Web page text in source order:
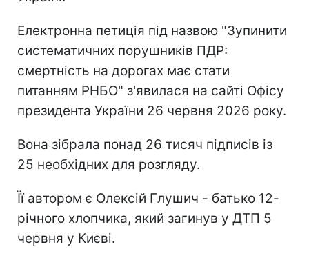
Електронна петиція під назвою "Зупинити
систематичних порушників ПДР:
смертність на дорогах має стати
питанням РНБО" з'явилася на сайті Офісу
президента України 26 червня 2026 року.
Вона зібрала понад 26 тисяч підписів із
25 необхідних для розгляду.
Її автором є Олексій Глушич - батько 12-
річного хлопчика, який загинув у ДТП 5
червня у Києві.